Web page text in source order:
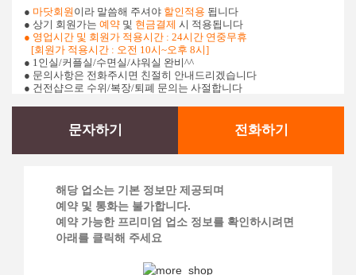
● 마닷회원 이라 말씀해 주셔야 할인적용 됩니다
● 상기 회원가는 예약 및 현금결제 시 적용됩니다
● 영업시간 및 회원가 적용시간 : 24시간 연중무휴
[회원가 적용시간 : 오전 10시~오후 8시]
● 1인실/커플실/수면실/샤워실 완비^^
● 문의사항은 전화주시면 친절히 안내드리겠습니다
● 건전샵으로 수위/복장/퇴폐 문의는 사절합니다
문자하기 전화하기
해당 업소는 기본 정보만 제공되며
예약 및 통화는 불가합니다.
예약 가능한 프리미엄 업소 정보를 확인하시려면
아래를 클릭해 주세요